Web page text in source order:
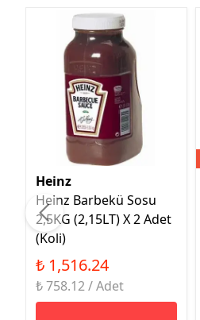
Heinz
Heinz Barbekü Sosu
2,5KG (2,15LT) X 2 Adet
(Koli)
₺ 1,516.24
₺ 758.12 / Adet